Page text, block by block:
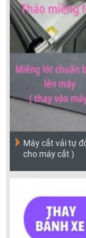
Máy cắt vải tự
cho máy cắt )